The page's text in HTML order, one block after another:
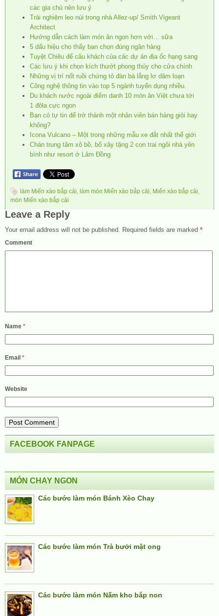
các gia chủ nên lưu ý
Trải nghiệm leo núi trong nhà Allez-up/ Smith Vigeant
Architect
Hướng dẫn cách làm món ăn ngon hơn với… sữa
5 dấu hiệu cho thấy bạn chọn đúng ngân hàng
Tuyệt Chiêu để câu khách của các dự án địa ốc hạng sang
Các lưu ý khi chọn kích thướt phong thủy cho cửa chính
Những vị trí nốt ruồi chứng tỏ đàn bà lẳng lơ dâm loạn
Công nghệ thông tin vào top 5 ngành tuyển dụng nhiều.
Du khách nước ngoài điểm danh 10 món ăn Việt chưa tới
1 đôla cực ngon
Bạn có tự tin để trở thành một nhân viên bán hàng giỏi hay
không?
Icona Vulcano – Một trong những mẫu xe đắt nhất thế giới
Chán trung tâm xô bồ, bố xây tặng 2 con trai ngôi nhà yên
bình như resort ở Lâm Đồng
làm Miến xào bắp cải làm món Miến xào bắp cải Miến xào bắp cải
món Miến xào bắp cải
Leave a Reply
Your email address will not be published. Required fields are marked *
Comment
Name *
Email *
Website
FACEBOOK FANPAGE
MÓN CHAY NGON
Các bước làm món Bánh Xèo Chay
Các bước làm món Trà bưởi mật ong
Các bước làm món Nấm kho bắp non